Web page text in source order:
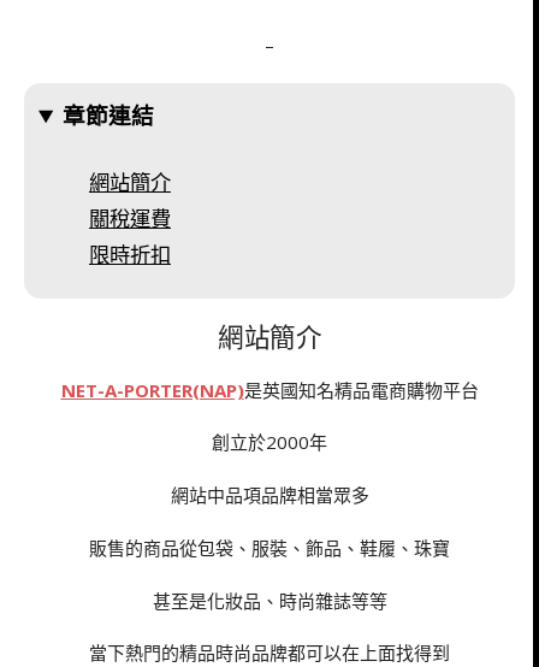
–
章節連結
網站簡介
關稅運費
限時折扣
網站簡介
NET-A-PORTER(NAP)是英國知名精品電商購物平台
創立於2000年
網站中品項品牌相當眾多
販售的商品從包袋、服裝、飾品、鞋履、珠寶
甚至是化妝品、時尚雜誌等等
當下熱門的精品時尚品牌都可以在上面找得到